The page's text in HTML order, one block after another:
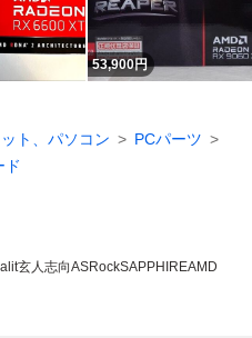
53,900円
ト、パソコン
PCパーツ
ド
玄人志向ASRockSAPPHIREAMD